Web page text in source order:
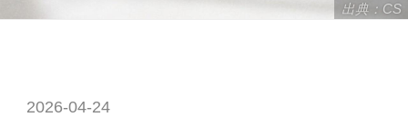
出典：CS
2026-04-24